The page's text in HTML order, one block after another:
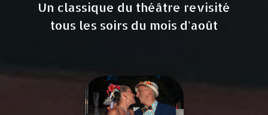
Un classique du théâtre revisité
tous les soirs du mois d'août